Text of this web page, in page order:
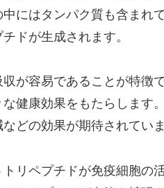
にはタンパク質も含まれ
ドが生成されます。
が容易であることが特徴
健康効果をもたらします
どの効果が期待されていま
リペプチドが免疫細胞の